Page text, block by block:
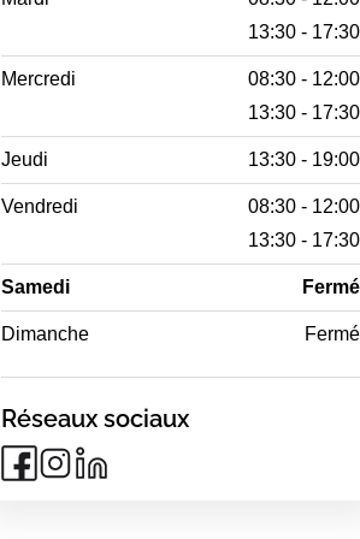
13:30 - 17:30
Mercredi
08:30 - 12:00
13:30 - 17:30
Jeudi 13:30 - 19:00
Vendredi
08:30 - 12:00
13:30 - 17:30
Samedi Fermé
Dimanche Fermé
Réseaux sociaux